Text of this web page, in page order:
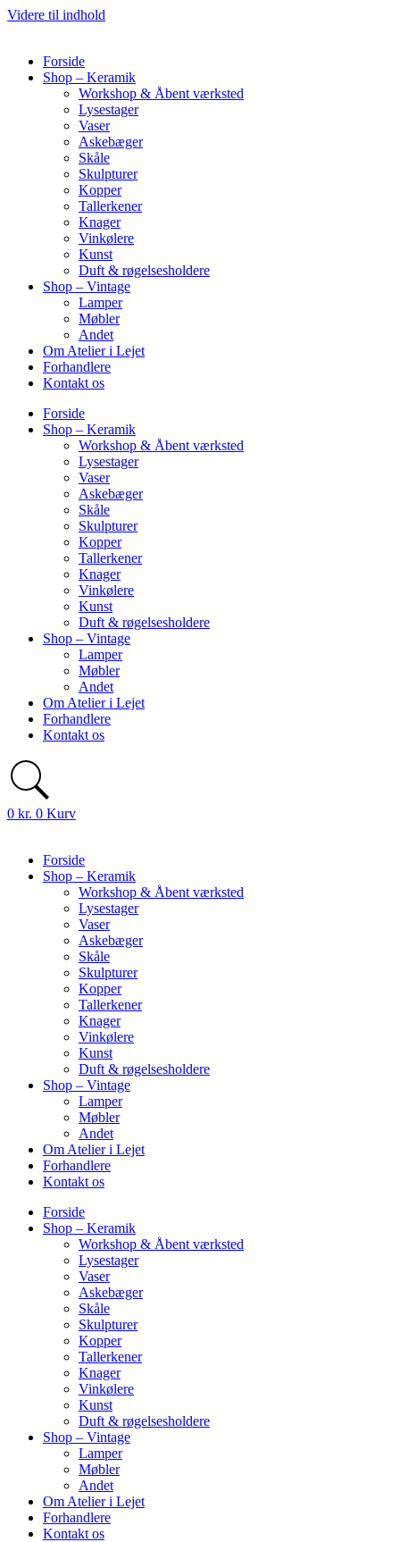
Videre til indhold
Forside
Shop – Keramik
Workshop & Åbent værksted
Lysestager
Vaser
Askebæger
Skåle
Skulpturer
Kopper
Tallerkener
Knager
Vinkølere
Kunst
Duft & røgelsesholdere
Shop – Vintage
Lamper
Møbler
Andet
Om Atelier i Lejet
Forhandlere
Kontakt os
Forside
Shop – Keramik
Workshop & Åbent værksted
Lysestager
Vaser
Askebæger
Skåle
Skulpturer
Kopper
Tallerkener
Knager
Vinkølere
Kunst
Duft & røgelsesholdere
Shop – Vintage
Lamper
Møbler
Andet
Om Atelier i Lejet
Forhandlere
Kontakt os
0 kr. 0 Kurv
Forside
Shop – Keramik
Workshop & Åbent værksted
Lysestager
Vaser
Askebæger
Skåle
Skulpturer
Kopper
Tallerkener
Knager
Vinkølere
Kunst
Duft & røgelsesholdere
Shop – Vintage
Lamper
Møbler
Andet
Om Atelier i Lejet
Forhandlere
Kontakt os
Forside
Shop – Keramik
Workshop & Åbent værksted
Lysestager
Vaser
Askebæger
Skåle
Skulpturer
Kopper
Tallerkener
Knager
Vinkølere
Kunst
Duft & røgelsesholdere
Shop – Vintage
Lamper
Møbler
Andet
Om Atelier i Lejet
Forhandlere
Kontakt os